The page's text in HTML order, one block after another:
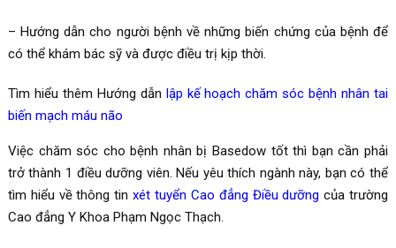
– Hướng dẫn cho người bệnh về những biến chứng của bệnh để
có thể khám bác sỹ và được điều trị kịp thời.
Tìm hiểu thêm Hướng dẫn lập kế hoạch chăm sóc bệnh nhân tai
biến mạch máu não
Việc chăm sóc cho bệnh nhân bị Basedow tốt thì bạn cần phải
trở thành 1 điều dưỡng viên. Nếu yêu thích ngành này, bạn có thể
tìm hiểu về thông tinxét tuyển Cao đẳng Điều dưỡng của trường
Cao đẳng Y Khoa Phạm Ngọc Thạch.